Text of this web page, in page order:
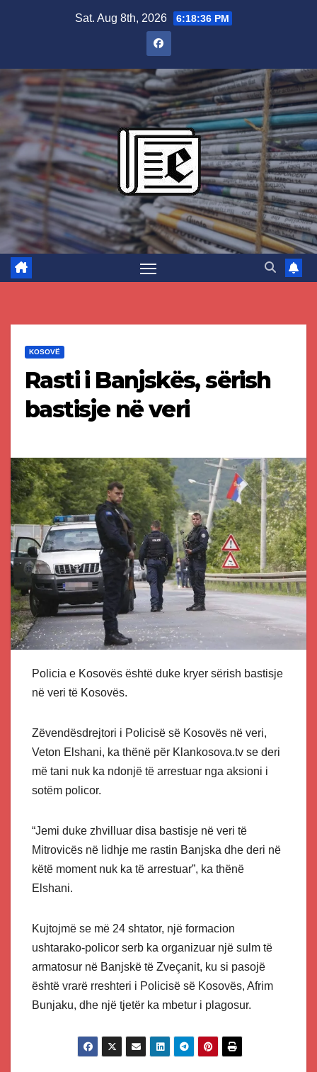
Sat. Aug 8th, 2026 6:18:36 PM
KOSOVË
Rasti i Banjskës, sërish
bastisje në veri
Policia e Kosovës është duke kryer sërish bastisje
në veri të Kosovës.
Zëvendësdrejtori i Policisë së Kosovës në veri,
Veton Elshani, ka thënë për Klankosova.tv se deri
më tani nuk ka ndonjë të arrestuar nga aksioni i
sotëm policor.
“Jemi duke zhvilluar disa bastisje në veri të
Mitrovicës në lidhje me rastin Banjska dhe deri në
këtë moment nuk ka të arrestuar”, ka thënë
Elshani.
Kujtojmë se më 24 shtator, një formacion
ushtarako-policor serb ka organizuar një sulm të
armatosur në Banjskë të Zveçanit, ku si pasojë
është vrarë rreshteri i Policisë së Kosovës, Afrim
Bunjaku, dhe një tjetër ka mbetur i plagosur.